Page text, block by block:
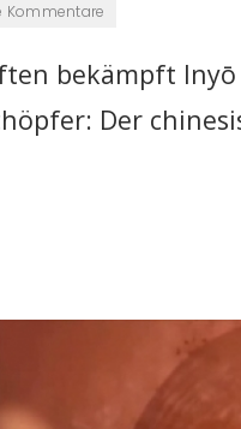
Kommentare
bekämpft
Der